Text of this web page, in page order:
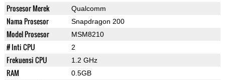
Prosesor Merek Qualcomm
Nama Prosesor Snapdragon 200
Model Prosesor MSM8210
# Inti CPU 2
Frekuensi CPU 1.2 GHz
RAM 0.5GB